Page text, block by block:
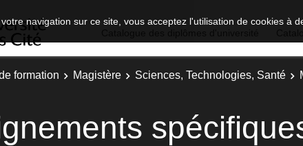
navigation sur ce site, vous acceptez l'utilisation de cookies à
formation Magistère Sciences, Technologies, Santé